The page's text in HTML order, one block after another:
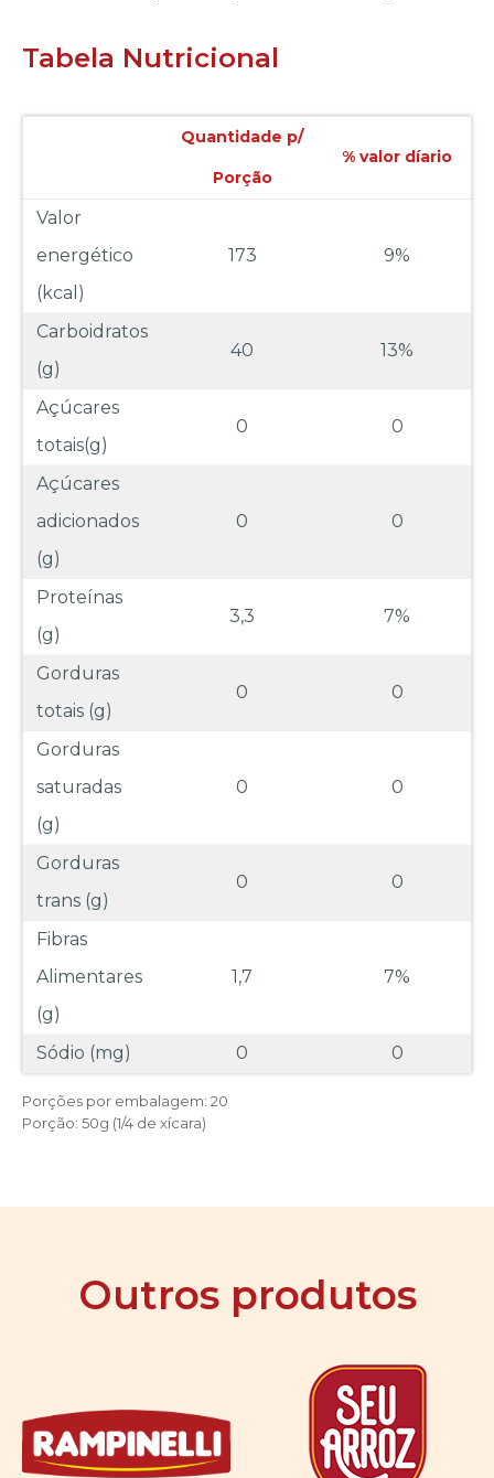
Tabela Nutricional
Quantidade p/
Porção
% valor díario
Valor
energético
(kcal)
173 9%
Carboidratos
(g)
40 13%
Açúcares
totais(g)
0 0
Açúcares
adicionados
(g)
0 0
Proteínas
(g)
3,3 7%
Gorduras
totais (g)
0 0
Gorduras
saturadas
(g)
0 0
Gorduras
trans (g)
0 0
Fibras
Alimentares
(g)
1,7 7%
Sódio (mg) 0 0
Porções por embalagem: 20
Porção: 50g (1/4 de xícara)
Outros produtos